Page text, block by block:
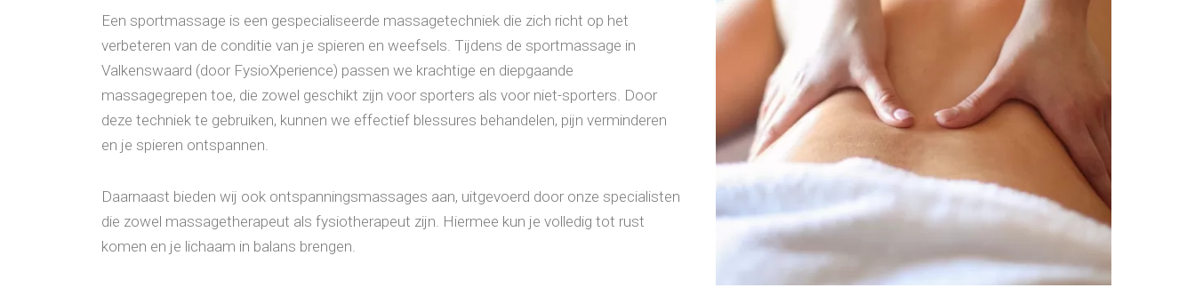
Een sportmassage is een gespecialiseerde massagetechniek die zich richt op het
verbeteren van de conditie van je spieren en weefsels. Tijdens de sportmassage in
Valkenswaard (door FysioXperience) passen we krachtige en diepgaande
massagegrepen toe, die zowel geschikt zijn voor sporters als voor niet-sporters. Door
deze techniek te gebruiken, kunnen we effectief blessures behandelen, pijn verminderen
en je spieren ontspannen.
Daarnaast bieden wij ook ontspanningsmassages aan, uitgevoerd door onze specialisten
die zowel massagetherapeut als fysiotherapeut zijn. Hiermee kun je volledig tot rust
komen en je lichaam in balans brengen.